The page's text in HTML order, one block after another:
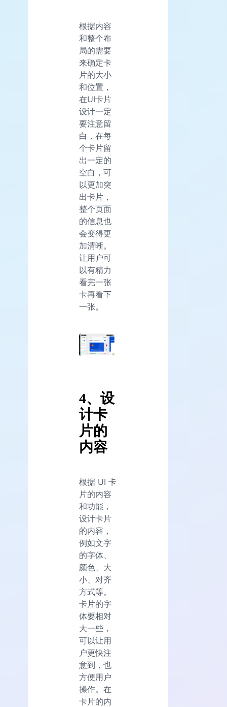
根据内容
和整个布
局的需要
来确定卡
片的大小
和位置，
在UI卡片
设计一定
要注意留
白，在每
个卡片留
出一定的
空白，可
以更加突
出卡片，
整个页面
的信息也
会变得更
加清晰。
让用户可
以有精力
看完一张
卡再看下
一张。
4、设
计卡
片的
内容
根据 UI 卡
片的内容
和功能，
设计卡片
的内容，
例如文字
的字体、
颜色、大
小、对齐
方式等。
卡片的字
体要相对
大一些，
可以让用
户更快注
意到，也
方便用户
操作。在
卡片的内